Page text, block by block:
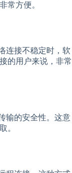
常方便。
连接不稳定时，软
的用户来说，非常
输的安全性。这意
。